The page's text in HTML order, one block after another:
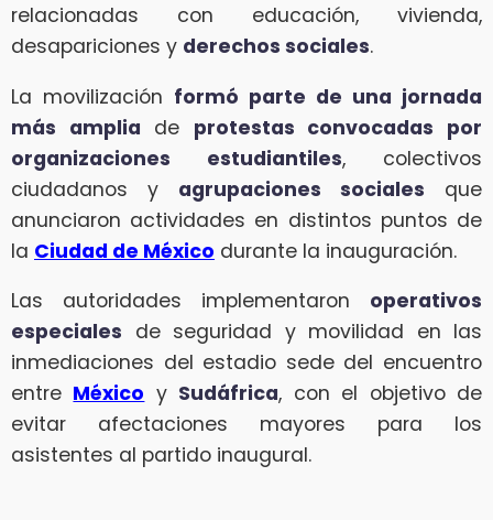
relacionadas con educación, vivienda,
desapariciones y derechos sociales.
La movilización formó parte de una jornada
más amplia de protestas convocadas por
organizaciones estudiantiles, colectivos
ciudadanos y agrupaciones sociales que
anunciaron actividades en distintos puntos de
la Ciudad de México durante la inauguración.
Las autoridades implementaron operativos
especiales de seguridad y movilidad en las
inmediaciones del estadio sede del encuentro
entre México y Sudáfrica, con el objetivo de
evitar afectaciones mayores para los
asistentes al partido inaugural.